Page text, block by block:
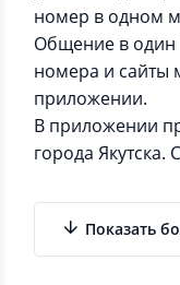
номер в одном
Общение в один
номера и сайты
приложении.
В приложении
города Якутска.
Показать